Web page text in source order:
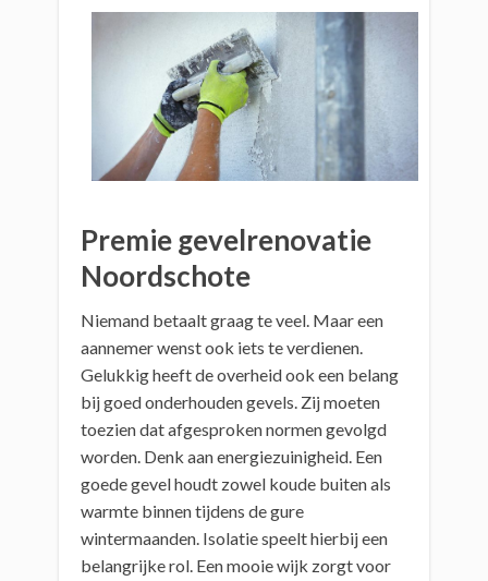
Premie gevelrenovatie
Noordschote
Niemand betaalt graag te veel. Maar een
aannemer wenst ook iets te verdienen.
Gelukkig heeft de overheid ook een belang
bij goed onderhouden gevels. Zij moeten
toezien dat afgesproken normen gevolgd
worden. Denk aan energiezuinigheid. Een
goede gevel houdt zowel koude buiten als
warmte binnen tijdens de gure
wintermaanden. Isolatie speelt hierbij een
belangrijke rol. Een mooie wijk zorgt voor